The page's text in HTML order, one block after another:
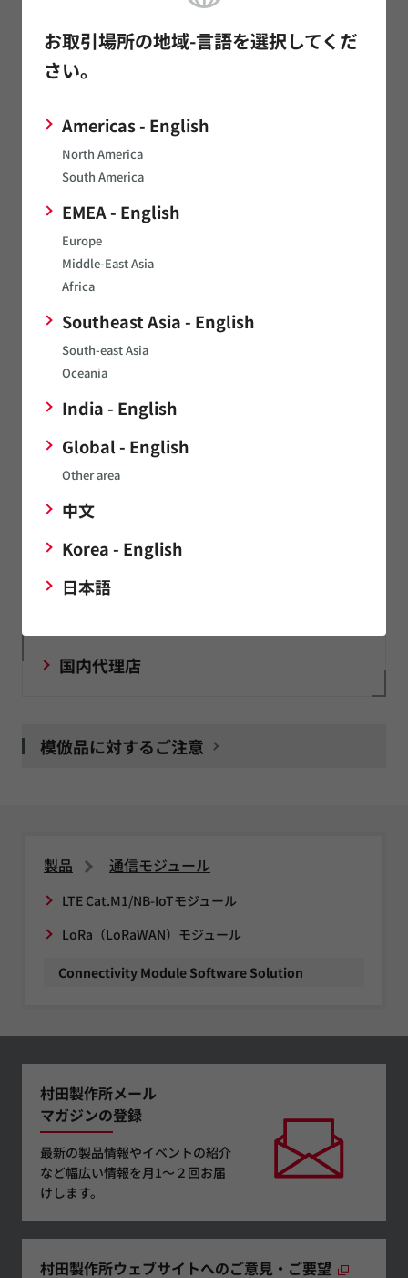
お取引場所の地域-言語を選択してくだ
さい。
Americas - English
North America
South America
EMEA - English
Europe
Middle-East Asia
Africa
Southeast Asia - English
South-east Asia
Oceania
India - English
Global - English
Other area
中文
Korea - English
日本語
関連リンク
お問い合わせ
お問い合わせはこちら
ムラタ製品の特性表示や特性データのダウンロードができま
す。
Murata Software
エンジニア向けポータルサイト myMurata
国内代理店
模倣品に対するご注意
製品 通信モジュール
LTE Cat.M1/NB-IoTモジュール
LoRa（LoRaWAN）モジュール
Connectivity Module Software Solution
村田製作所メール
マガジンの登録
最新の製品情報やイベントの紹介
など幅広い情報を月1～２回お届
けします。
村田製作所ウェブサイトへのご意見・ご要望